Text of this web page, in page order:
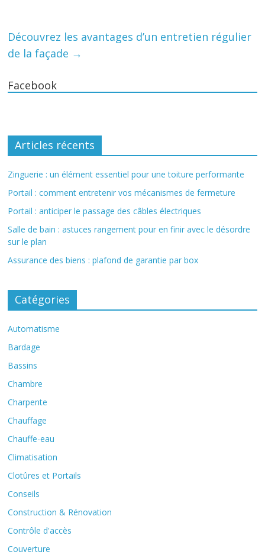
Découvrez les avantages d’un entretien régulier
de la façade →
Facebook
Articles récents
Zinguerie : un élément essentiel pour une toiture performante
Portail : comment entretenir vos mécanismes de fermeture
Portail : anticiper le passage des câbles électriques
Salle de bain : astuces rangement pour en finir avec le désordre
sur le plan
Assurance des biens : plafond de garantie par box
Catégories
Automatisme
Bardage
Bassins
Chambre
Charpente
Chauffage
Chauffe-eau
Climatisation
Clotûres et Portails
Conseils
Construction & Rénovation
Contrôle d'accès
Couverture